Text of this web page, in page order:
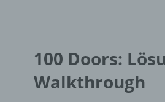
100 Doors:
Walkthrough